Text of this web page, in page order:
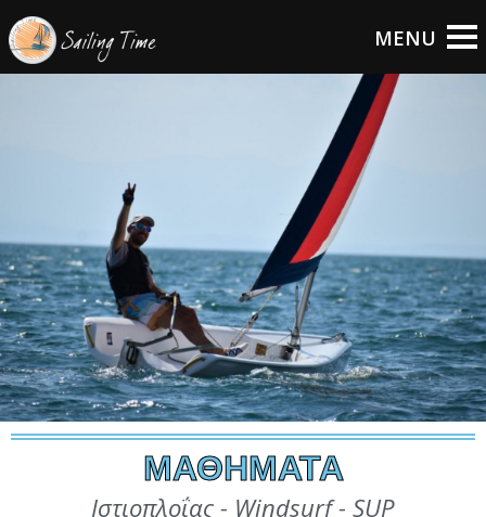
ΜΑΘΗΜΑΤΑ
Ιστιοπλοΐας - Windsurf - SUP